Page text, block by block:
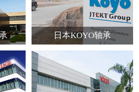
日本KOYO轴承